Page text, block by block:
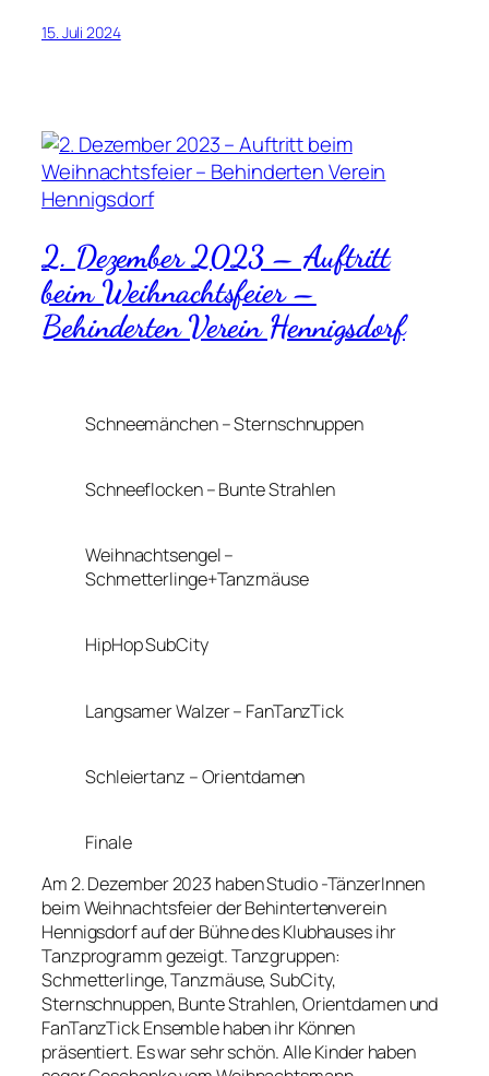
15. Juli 2024
2. Dezember 2023 – Auftritt
beim Weihnachtsfeier –
Behinderten Verein Hennigsdorf
Schneemänchen – Sternschnuppen
Schneeflocken – Bunte Strahlen
Weihnachtsengel –
Schmetterlinge+Tanzmäuse
HipHop SubCity
Langsamer Walzer – FanTanzTick
Schleiertanz – Orientdamen
Finale
Am 2. Dezember 2023 haben Studio -TänzerInnen
beim Weihnachtsfeier der Behintertenverein
Hennigsdorf auf der Bühne des Klubhauses ihr
Tanzprogramm gezeigt. Tanzgruppen:
Schmetterlinge, Tanzmäuse, SubCity,
Sternschnuppen, Bunte Strahlen, Orientdamen und
FanTanzTick Ensemble haben ihr Können
präsentiert. Es war sehr schön. Alle Kinder haben